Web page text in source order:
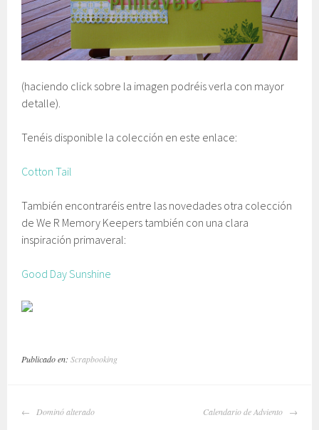
(haciendo click sobre la imagen podréis verla con mayor
detalle).
Tenéis disponible la colección en este enlace:
Cotton Tail
También encontraréis entre las novedades otra colección
de We R Memory Keepers también con una clara
inspiración primaveral:
Good Day Sunshine
Publicado en:Scrapbooking
NAVEGADOR
Dominó alterado Calendario de Adviento